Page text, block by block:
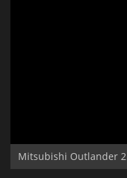
Mitsubishi Outlander